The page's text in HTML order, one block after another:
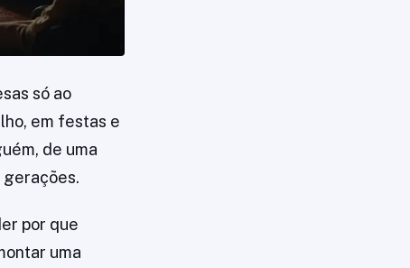
só ao
em festas e
de uma
gerações.
por que
uma